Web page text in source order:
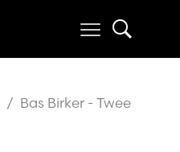
/ Bas Birker - Twee